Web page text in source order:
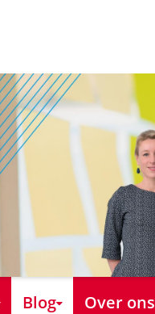
Blog Over ons